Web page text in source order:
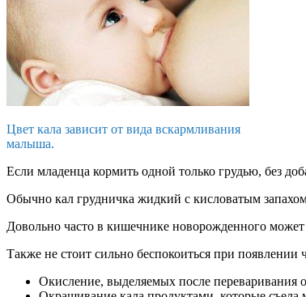
Цвет кала зависит от вида вскармливания
малыша.
Если младенца кормить одной только грудью, без
Обычно кал грудничка жидкий с кисловатым
Довольно часто в кишечнике новорожденного может
Также не стоит сильно беспокоиться при
Окисление, выделяемых после переваривания